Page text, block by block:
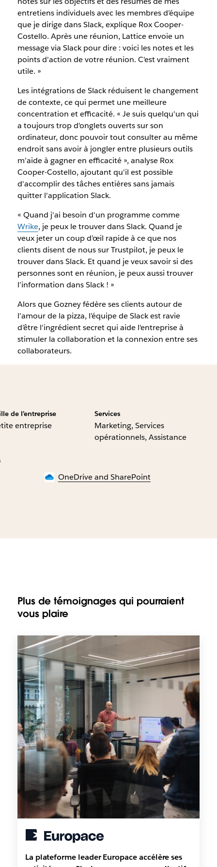
entretiens individuels avec les membres d’équipe
que je dirige dans Slack, explique Rox Cooper-
Costello. Après une réunion, Lattice envoie un
message via Slack pour dire : voici les notes et les
points d'action de votre réunion. C'est vraiment
utile. »
Les intégrations de Slack réduisent le changement
de contexte, ce qui permet une meilleure
concentration et efficacité. « Je suis quelqu'un qui
a toujours trop d'onglets ouverts sur son
ordinateur, donc pouvoir tout consulter au même
endroit sans avoir à jongler entre plusieurs outils
m’aide à gagner en efficacité », analyse Rox
Cooper-Costello, ajoutant qu'il est possible
d'accomplir des tâches entières sans jamais
quitter l'application Slack.
« Quand j'ai besoin d'un programme comme
Wrike, je peux le trouver dans Slack. Quand je
veux jeter un coup d’œil rapide à ce que nos
clients disent de nous sur Trustpilot, je peux le
trouver dans Slack. Et quand je veux savoir si des
personnes sont en réunion, je peux aussi trouver
l’information dans Slack ! »
Alors que Gozney fédère ses clients autour de
l’amour de la pizza, l’équipe de Slack est ravie
d’être l'ingrédient secret qui aide l'entreprise à
stimuler la collaboration et la connexion entre ses
collaborateurs.
de l’entreprise
entreprise
Services
Marketing, Services
opérationnels, Assistance
OneDrive and SharePoint
Plus de témoignages qui pourraient
vous plaire
La plateforme leader Europace accélère ses